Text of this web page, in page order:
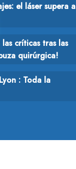
el láser supera a
las críticas tras las
quirúrgica!
: Toda la